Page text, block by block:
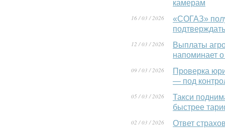
камерам
16 / 03 / 2026
«СОГАЗ»
12 / 03 / 2026
Выплаты
напоминает о
09 / 03 / 2026
Проверка
— под
05 / 03 / 2026
Такси
быстрее
02 / 03 / 2026 Ответ